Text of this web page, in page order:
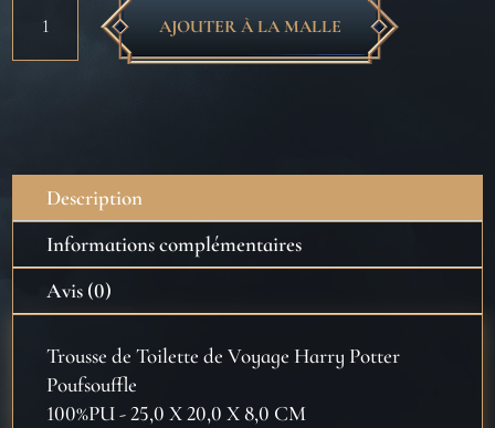
Trousse
Voyage
Harry
Potter
Poufsouffle
AJOUTER À LA MALLE
Description
Informations complémentaires
Avis (0)
Trousse de Toilette de Voyage Harry Potter
Poufsouffle
100%PU - 25,0 X 20,0 X 8,0 CM